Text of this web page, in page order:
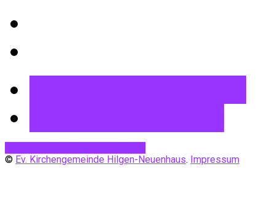
© Ev. Kirchengemeinde Hilgen-Neuenhaus. Impressum